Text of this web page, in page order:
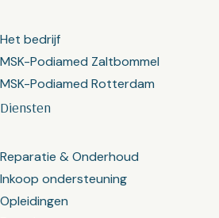
Diensten
Reparatie & Onderhoud
Inkoop ondersteuning
Opleidingen
Het bedrijf
MSK-Podiamed Zaltbommel
MSK-Podiamed Rotterdam